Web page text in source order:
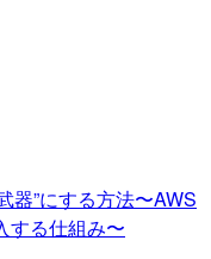
器”にする方法〜AWS
する仕組み〜